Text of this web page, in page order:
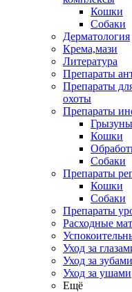
Кошки
Собаки
Дерматология
Крема,мази
Литература
Препараты
Препараты
охоты
Препараты
Грызуны
Кошки
Собаки
Препараты
Кошки
Собаки
Препараты
Расходные
Уход за
Уход за зубами
Уход за ушами
Ещё